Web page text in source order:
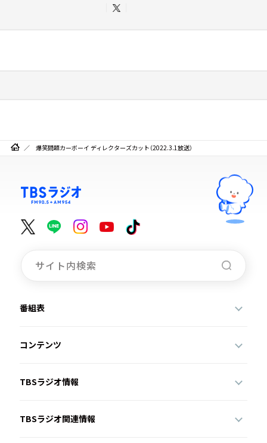
爆笑問題カーボーイ ディレクターズカット（2022.3.1放送）
番組表
コンテンツ
TBSラジオ情報
TBSラジオ関連情報